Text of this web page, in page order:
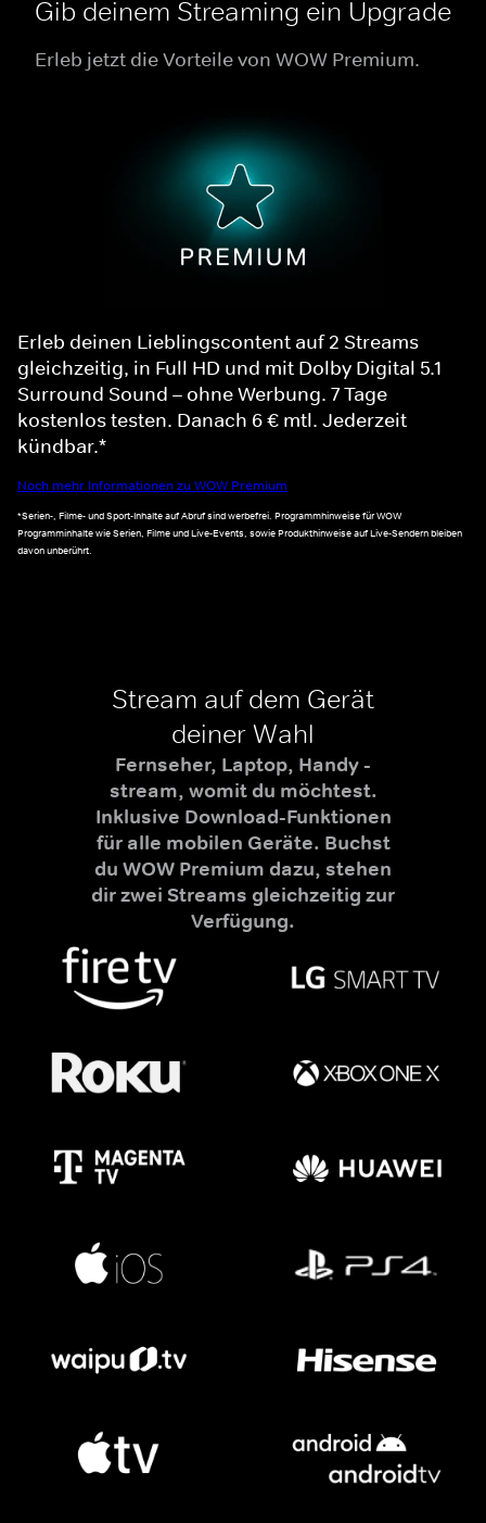
Gib deinem Streaming ein Upgrade
Erleb jetzt die Vorteile von WOW Premium.
Erleb deinen Lieblingscontent auf 2 Streams
gleichzeitig, in Full HD und mit Dolby Digital 5.1
Surround Sound – ohne Werbung. 7 Tage
kostenlos testen. Danach 6 € mtl. Jederzeit
kündbar.*
Noch mehr Informationen zu WOW Premium
*Serien-, Filme- und Sport-Inhalte auf Abruf sind werbefrei. Programmhinweise für WOW
Programminhalte wie Serien, Filme und Live-Events, sowie Produkthinweise auf Live-Sendern bleiben
davon unberührt.
Stream auf dem Gerät
deiner Wahl
Fernseher, Laptop, Handy -
stream, womit du möchtest.
Inklusive Download-Funktionen
für alle mobilen Geräte. Buchst
du WOW Premium dazu, stehen
dir zwei Streams gleichzeitig zur
Verfügung.